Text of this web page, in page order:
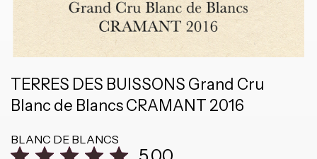
TERRES DES BUISSONS Grand Cru
Blanc de Blancs CRAMANT 2016
BLANC DE BLANCS